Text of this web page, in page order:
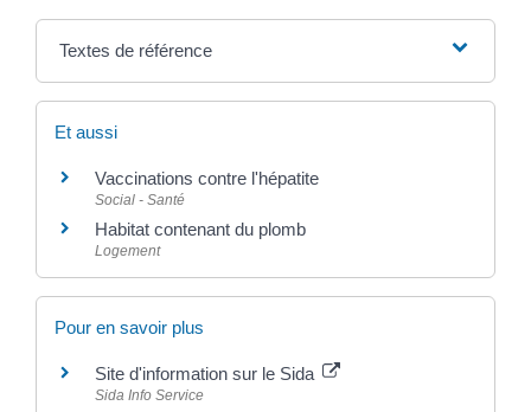
Textes de référence
Et aussi
Vaccinations contre l'hépatite
Social - Santé
Habitat contenant du plomb
Logement
Pour en savoir plus
Site d'information sur le Sida
Sida Info Service